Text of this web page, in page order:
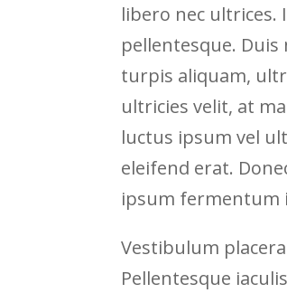
libero nec
pellentesque.
turpis aliquam,
ultricies velit, at
luctus ipsum vel
eleifend erat.
ipsum fermentum
Vestibulum
Pellentesque